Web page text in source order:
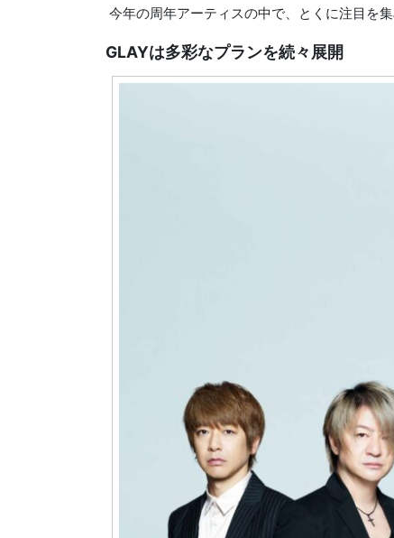
今年の周年アーティスの中で、とくに注目を
GLAYは多彩なプランを続々展開